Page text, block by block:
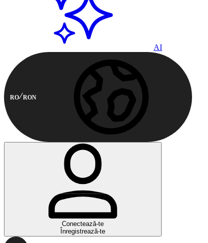
AI
RO RON
Conectează-te
Înregistrează-te